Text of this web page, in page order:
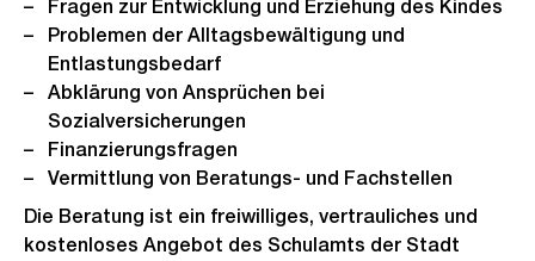
Fragen zur Entwicklung und Erziehung des Kindes
Problemen der Alltagsbewältigung und
Entlastungsbedarf
Abklärung von Ansprüchen bei
Sozialversicherungen
Finanzierungsfragen
Vermittlung von Beratungs- und Fachstellen
Die Beratung ist ein freiwilliges, vertrauliches und
kostenloses Angebot des Schulamts der Stadt